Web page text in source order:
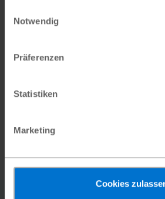
Notwendig
Präferenzen
Statistiken
Marketing
Cookies
Ich wohne in Hamburg oder
Hamburg und bin bereit, an
Hinweise zur